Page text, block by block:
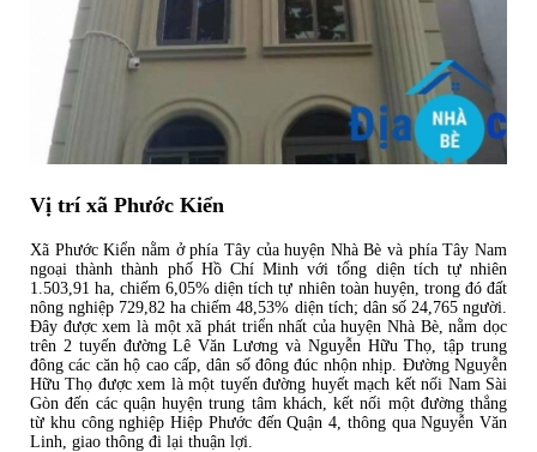
Vị trí xã Phước Kiển
Xã Phước Kiển nằm ở phía Tây của huyện Nhà Bè và phía Tây Nam
ngoại thành thành phố Hồ Chí Minh với tổng diện tích tự nhiên
1.503,91 ha, chiếm 6,05% diện tích tự nhiên toàn huyện, trong đó đất
nông nghiệp 729,82 ha chiếm 48,53% diện tích; dân số 24,765 người.
Đây được xem là một xã phát triển nhất của huyện Nhà Bè, nằm dọc
trên 2 tuyến đường Lê Văn Lương và Nguyễn Hữu Thọ, tập trung
đông các căn hộ cao cấp, dân số đông đúc nhộn nhịp. Đường Nguyễn
Hữu Thọ được xem là một tuyến đường huyết mạch kết nối Nam Sài
Gòn đến các quận huyện trung tâm khách, kết nối một đường thẳng
từ khu công nghiệp Hiệp Phước đến Quận 4, thông qua Nguyễn Văn
Linh, giao thông đi lại thuận lợi.